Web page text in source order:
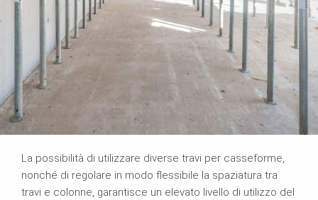
La possibilità di utilizzare diverse travi per casseforme,
nonché di regolare in modo flessibile la spaziatura tra
travi e colonne, garantisce un elevato livello di utilizzo del